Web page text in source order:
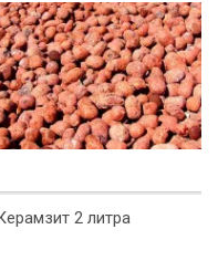
2 литра